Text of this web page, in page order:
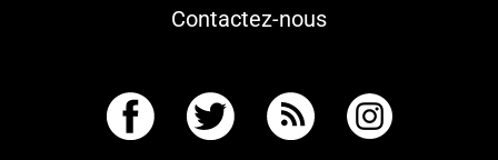
Contactez-nous